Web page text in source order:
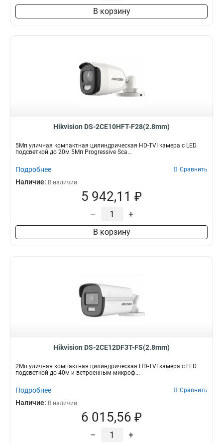
В корзину
Hikvision DS-2CE10HFT-F28(2.8mm)
5Мп уличная компактная цилиндрическая HD-TVI камера с LED
подсветкой до 20м 5Мп Progressive Sca...
Подробнее Сравнить
Наличие: В наличии
5 942,11 ₽
– +
В корзину
Hikvision DS-2CE12DF3T-FS(2.8mm)
2Мп уличная компактная цилиндрическая HD-TVI камера с LED
подсветкой до 40м и встроенным микроф...
Подробнее Сравнить
Наличие: В наличии
6 015,56 ₽
– +